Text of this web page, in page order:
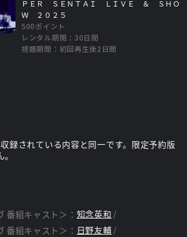
ＰＥＲ ＳＥＮＴＡＩ ＬＩＶＥ ＆ ＳＨＯ
Ｗ ２０２５
500ポイント
レンタル期間：30日間
視聴期間：初回再生後2日間
録されている内容と同一です。限定予約版
番組キャスト＞： 知念英和
番組キャスト＞： 日野友輔